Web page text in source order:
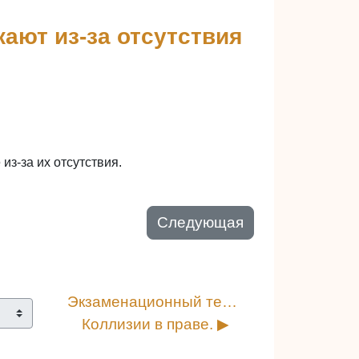
из-за отсутствия
за их отсутствия.
Следующая
Экзаменационный тест.
Коллизии в праве. ▶︎